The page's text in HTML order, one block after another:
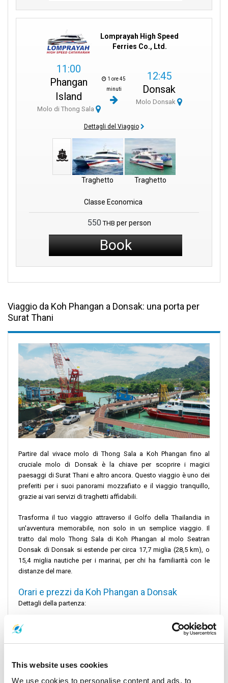
This website uses cookies
We use cookies to personalise content and ads, to
Lomprayah High Speed
Ferries Co., Ltd.
11:00
Phangan
Island
Molo di Thong Sala
1 ore 45
minuti
12:45
Donsak
Molo Donsak
Dettagli del Viaggio
Traghetto Traghetto
Classe Economica
550 THB per person
Book
Viaggio da Koh Phangan a Donsak: una porta per
Surat Thani
Partire dal vivace molo di Thong Sala a Koh Phangan fino al
cruciale molo di Donsak è la chiave per scoprire i magici
paesaggi di Surat Thani e altro ancora. Questo viaggio è uno dei
preferiti per i suoi panorami mozzafiato e il viaggio tranquillo,
grazie ai vari servizi di traghetti affidabili.
Trasforma il tuo viaggio attraverso il Golfo della Thailandia in
un'avventura memorabile, non solo in un semplice viaggio. Il
tratto dal molo Thong Sala di Koh Phangan al molo Seatran
Donsak di Donsak si estende per circa 17,7 miglia (28,5 km), o
15,4 miglia nautiche per i marinai, per chi ha familiarità con le
distanze del mare.
Orari e prezzi da Koh Phangan a Donsak
Dettagli della partenza:
Le partenze in traghetto dal molo partono solitamente dal molo
Thong Sala di Koh Phangan, offrendo ai viaggiatori la scelta tra le
partenze al mattino presto e quelle pomeridiane. La rotta del
stimati operatori di traghetti, ognuno dei quali promette un
servizio comodo e affidabile. Con un tempo di navigazione